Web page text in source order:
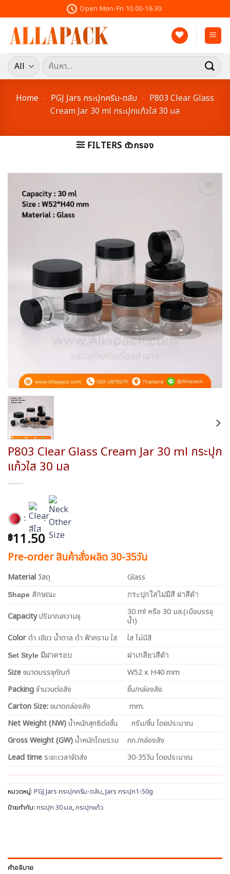
to
content
Open Mon-Fri 10.00-16.30.
ค้นหา:
Home - PGJ Jars กระปุกครีม-ตลับ - P803 Clear Glass
Cream Jar 30 ml กระปุกแก้วใส 30 มล
FILTERS ตัวกรอง
P803 Clear Glass Cream Jar 30 ml กระปุก
แก้วใส 30 มล
: :
฿11.50
Pre-order สินค้าสั่งผลิต 30-35วัน
Material วัสดุ Glass
Shape ลักษณะ กระปุกใสไม่มีสี ฝาสีดำ
Capacityปริมาณความจุ
30 ml หรือ 30 มล.(เมือบรรจุ
น้ำ)
Colorดำ เขียว น้ำตาล ดำ ฟ้าคราม ใส ใส ไม่มีสี
Set Style มีฝาครอบ ฝาเกลียวสีดำ
Sizeขนาดบรรจุภัณฑ์
W52 x H40 mm
Packingจำนวนต่อลัง
ชิ้น/กล่องลัง
Carton Size:ขนาดกล่องลัง
mm.
NetWeight (NW)น้ำหนักสุทธิต่อชิ้น
กรัม/ชิ้น โดยประมาณ
Gross Weight (GW)น้ำหนักโดยรวม
กก./กล่องลัง
Lead time ระยะเวลาจัดส่ง 30-35วัน โดยประมาณ
หมวดหมู่: PGJ Jars กระปุกครีม-ตลับ,Jars กระปุก1-50g
ป้ายกำกับ: กระปุก 30 มล,กระปุกแก้ว
คำอธิบาย